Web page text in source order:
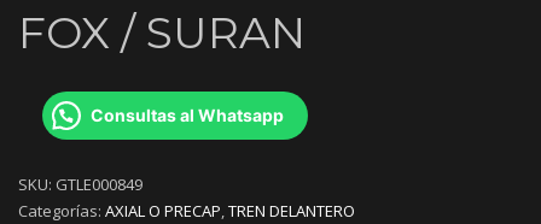
FOX / SURAN
Consultas al Whatsapp
SKU: GTLE000849
Categorías: AXIAL O PRECAP,TREN DELANTERO